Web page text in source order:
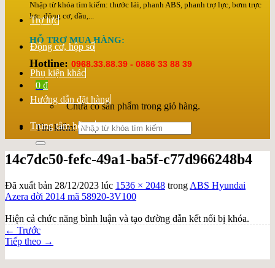
Nhập từ khóa tìm kiếm: thước lái, phanh ABS, phanh trợ lực, bơm trực
lực, động cơ, dầu,...
HỖ TRỢ MUA HÀNG:
Hotline: 0968.33.88.39 - 0886 33 88 39
0 ₫
Chưa có sản phẩm trong giỏ hàng.
Tìm kiếm:
Trợ lực
Động cơ, hộp số
Phụ kiện khác
Hướng dẫn đặt hàng
Trung tâm hỗ trợ
14c7dc50-fefc-49a1-ba5f-c77d966248b4
Đã xuất bản 28/12/2023 lúc 1536 × 2048 trong ABS Hyundai
Azera đời 2014 mã 58920-3V100
Hiện cả chức năng bình luận và tạo đường dẫn kết nối bị khóa.
← Trước
Tiếp theo →